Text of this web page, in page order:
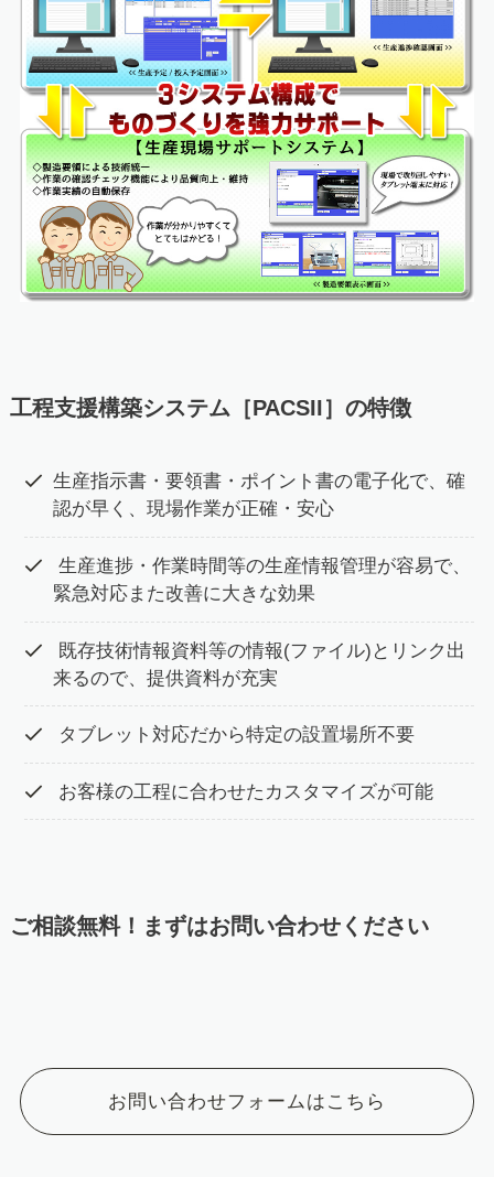
工程支援構築システム［PACSII］ の特徴
生産指示書・要領書・ポイント書の電子化で、確
認が早く、現場作業が正確・安心
生産進捗・作業時間等の生産情報管理が容易で、
緊急対応また改善に大きな効果
既存技術情報資料等の情報(ファイル)とリンク出
来るので、提供資料が充実
タブレット対応だから特定の設置場所不要
お客様の工程に合わせたカスタマイズが可能
ご相談無料！まずはお問い合わせください
お問い合わせフォームはこちら